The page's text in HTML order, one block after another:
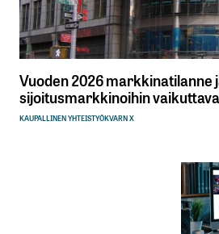
Vuoden 2026 markkinatilanne
sijoitusmarkkinoihin
KAUPALLINEN YHTEISTYÖKVARN X